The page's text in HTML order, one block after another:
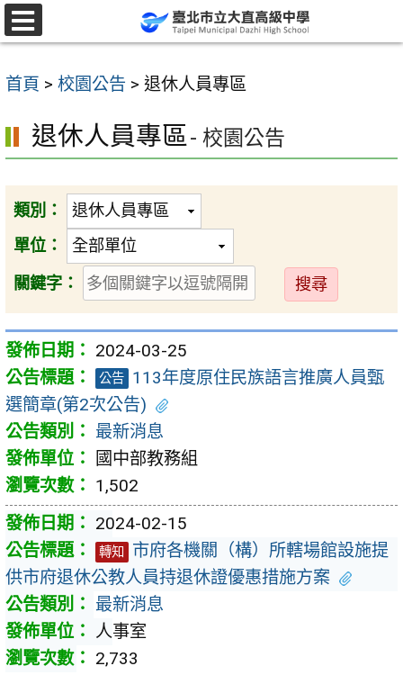
跳
至
要
容
首頁 > 校園公告 > 退休人員專區
退休人員專區- 校園公告
類別：
單位：
關鍵字：
送
出
2024-03-25
公告 113年度原住民族語言推廣人員甄
選簡章(第2次公告)
最新消息
國中部教務組
1,502
2024-02-15
轉知
市府各機關（構）所轄場館設施提
供市府退休公教人員持退休證優惠措施方案
最新消息
人事室
2,733
選
單